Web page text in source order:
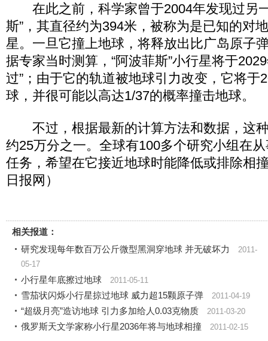
在此之前，科学家曾于2004年发现过另
斯”，其直径约为394米，被称为是已知的对
星。一旦它撞上地球，将释放出比广岛原子
据专家当时测算，“阿波菲斯”小行星将于
过”；由于它的轨道被地球引力改变，它将于
球，并很可能以高达1/37的概率撞击地球。
不过，根据最新的计算方法和数据，这
约25万分之一。全球有100多个研究小组在从
任务，希望在它接近地球时能降低或排除相
日报网）
相关报道：
研究发现每年数百万公斤微型黑洞穿地球 并无破坏力
2011-
05-17
小行星年底擦过地球
2011-05-11
雪茄状闪烁小行星掠过地球 威力超15颗原子弹 2011-04-19
“超级月亮”造访地球 引力多加给人0.03克物质 2011-03-20
俄罗斯天文学家称小行星2036年将与地球相撞 2011-02-15